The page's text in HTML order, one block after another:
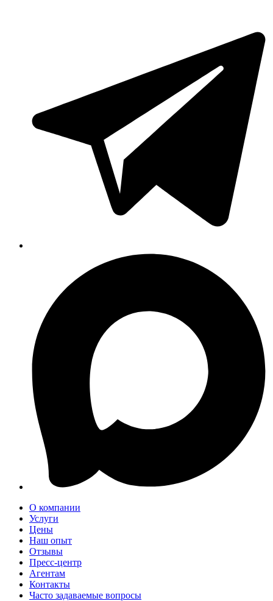
О компании
Услуги
Цены
Наш опыт
Отзывы
Пресс-центр
Агентам
Контакты
Часто задаваемые вопросы